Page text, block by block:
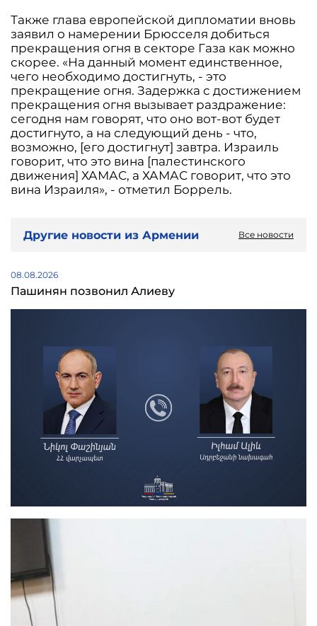
Также глава европейской дипломатии вновь
заявил о намерении Брюсселя добиться
прекращения огня в секторе Газа как можно
скорее. «На данный момент единственное,
чего необходимо достигнуть, - это
прекращение огня. Задержка с достижением
прекращения огня вызывает раздражение:
сегодня нам говорят, что оно вот-вот будет
достигнуто, а на следующий день - что,
возможно, [его достигнут] завтра. Израиль
говорит, что это вина [палестинского
движения] ХАМАС, а ХАМАС говорит, что это
вина Израиля», - отметил Боррель.
Другие новости из Армении Все новости
08.08.2026
Пашинян позвонил Алиеву